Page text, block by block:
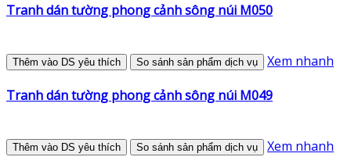
Tranh dán tường phong cảnh sông núi M050
Thêm vào DS yêu thích So sánh sản phẩm dịch vụ Xem nhanh
Tranh dán tường phong cảnh sông núi M049
Thêm vào DS yêu thích So sánh sản phẩm dịch vụ Xem nhanh